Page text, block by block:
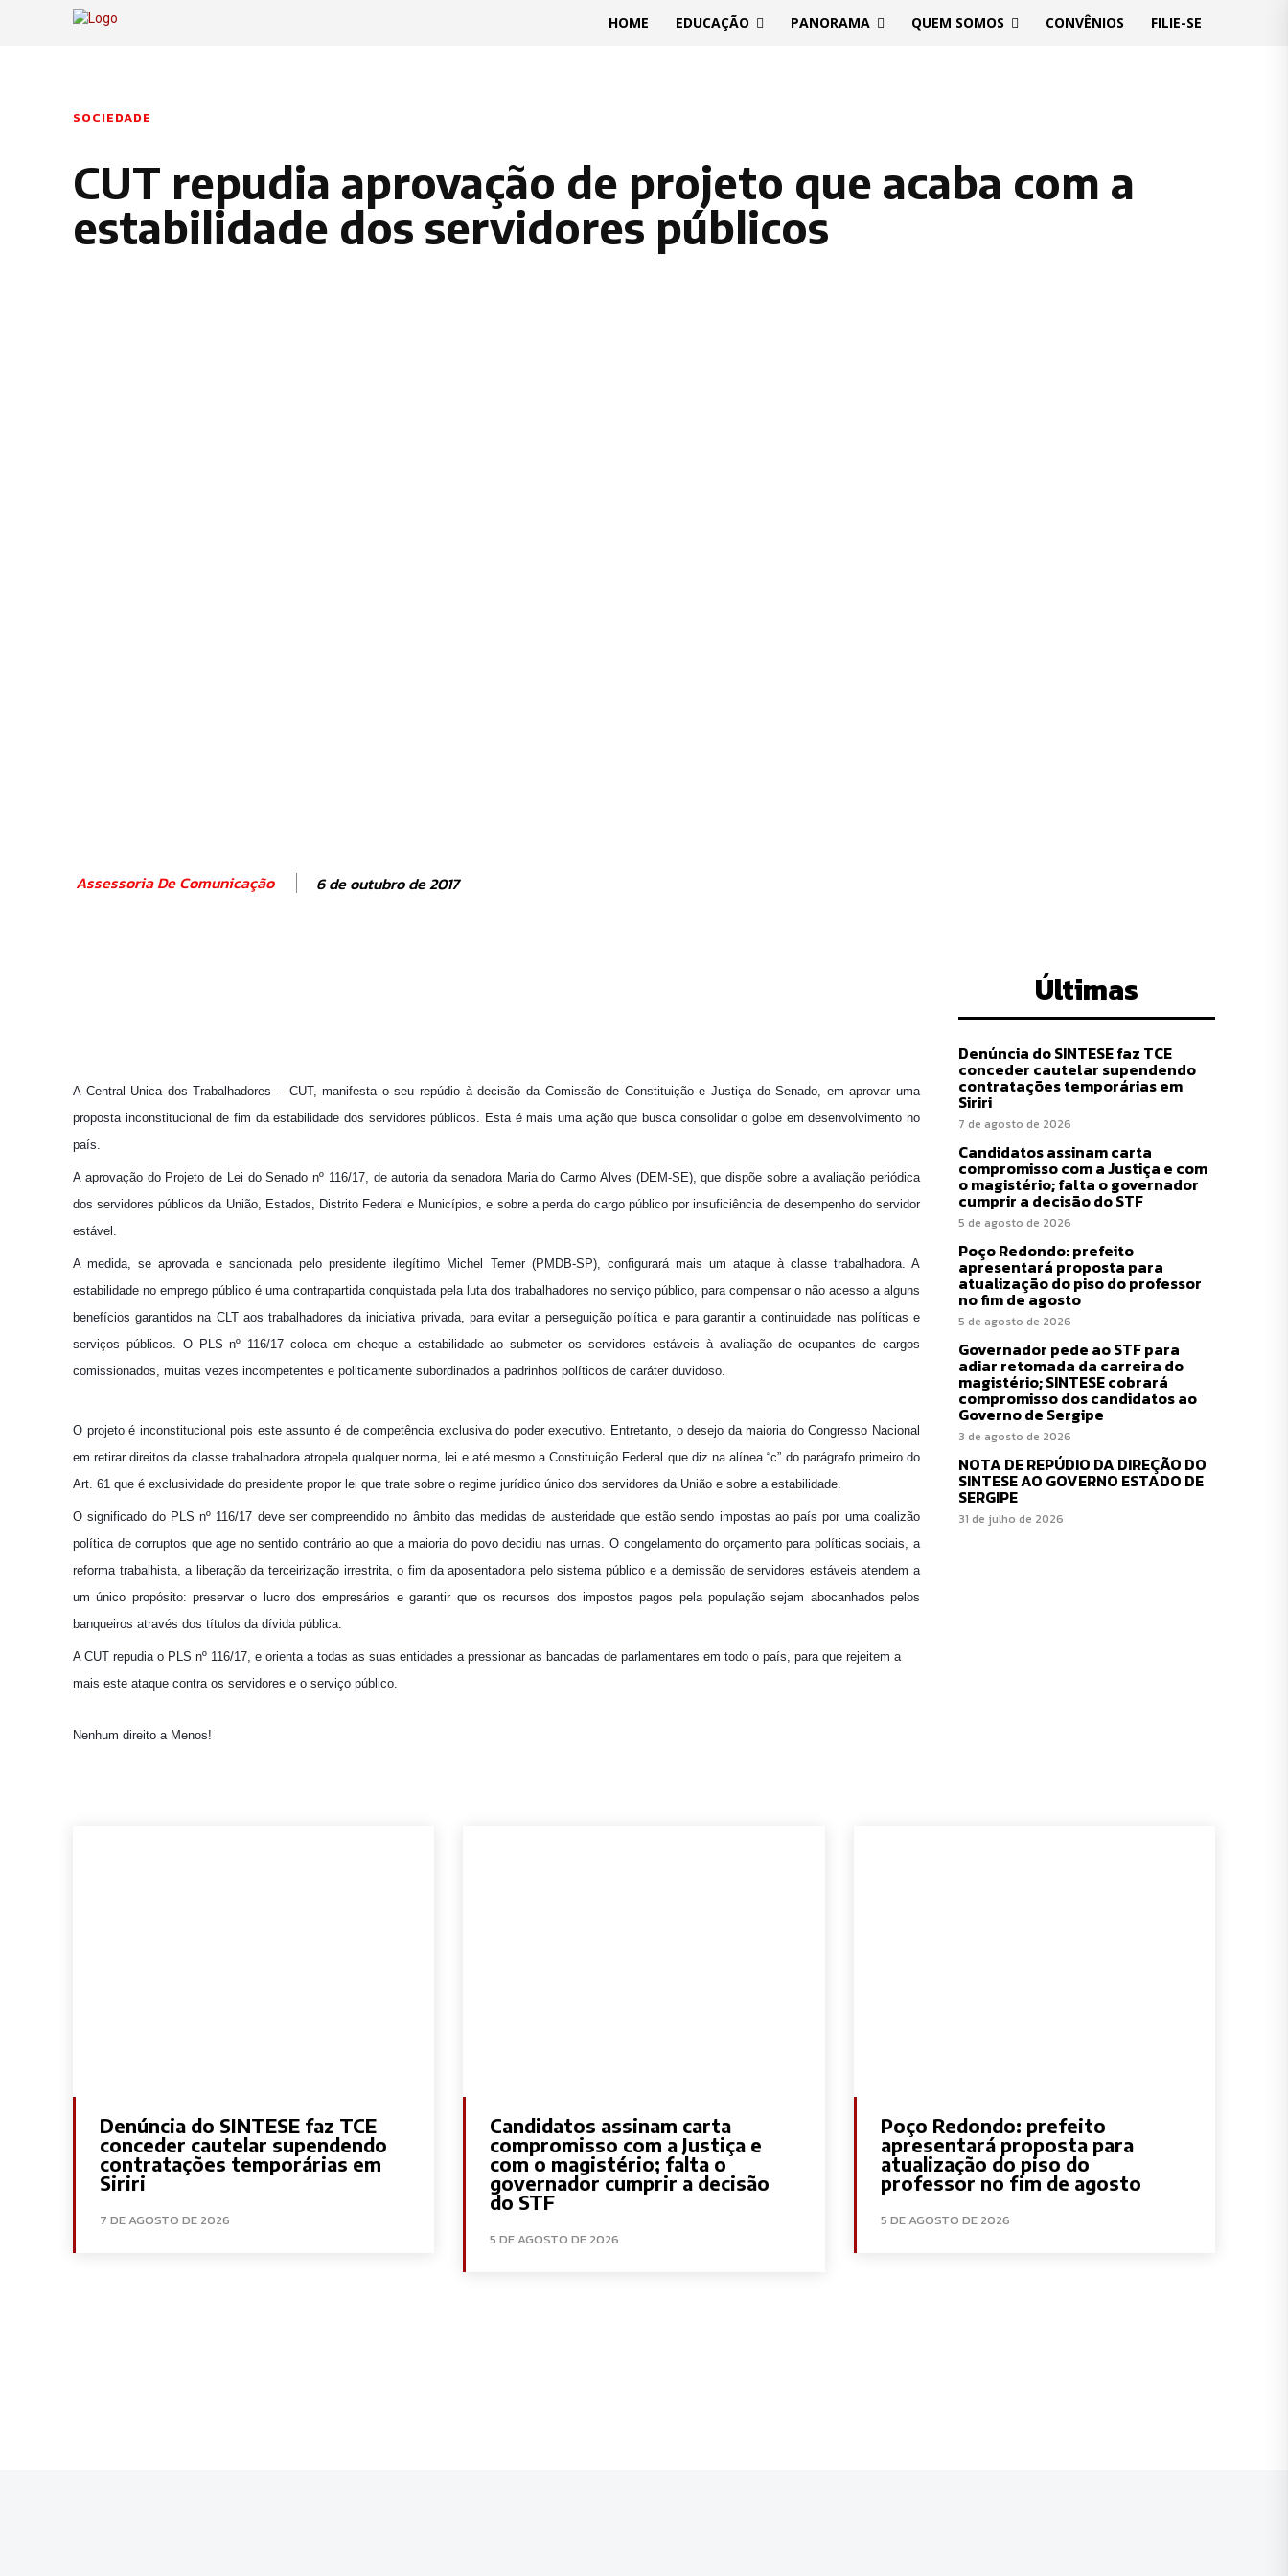
HOME EDUCAÇÃO PANORAMA QUEM SOMOS CONVÊNIOS FILIE-SE
SOCIEDADE
CUT repudia aprovação de projeto que acaba com a
estabilidade dos servidores públicos
Assessoria De Comunicação 6 de outubro de 2017
A Central Unica dos Trabalhadores – CUT, manifesta o seu repúdio à decisão da Comissão de Constituição e Justiça do Senado, em aprovar uma
proposta inconstitucional de fim da estabilidade dos servidores públicos. Esta é mais uma ação que busca consolidar o golpe em desenvolvimento no
país.
A aprovação do Projeto de Lei do Senado nº 116/17, de autoria da senadora Maria do Carmo Alves (DEM-SE), que dispõe sobre a avaliação periódica
dos servidores públicos da União, Estados, Distrito Federal e Municípios, e sobre a perda do cargo público por insuficiência de desempenho do servidor
estável.
A medida, se aprovada e sancionada pelo presidente ilegítimo Michel Temer (PMDB-SP), configurará mais um ataque à classe trabalhadora. A
estabilidade no emprego público é uma contrapartida conquistada pela luta dos trabalhadores no serviço público, para compensar o não acesso a alguns
benefícios garantidos na CLT aos trabalhadores da iniciativa privada, para evitar a perseguição política e para garantir a continuidade nas políticas e
serviços públicos. O PLS nº 116/17 coloca em cheque a estabilidade ao submeter os servidores estáveis à avaliação de ocupantes de cargos
comissionados, muitas vezes incompetentes e politicamente subordinados a padrinhos políticos de caráter duvidoso.
O projeto é inconstitucional pois este assunto é de competência exclusiva do poder executivo. Entretanto, o desejo da maioria do Congresso Nacional
em retirar direitos da classe trabalhadora atropela qualquer norma, lei e até mesmo a Constituição Federal que diz na alínea “c” do parágrafo primeiro do
Art. 61 que é exclusividade do presidente propor lei que trate sobre o regime jurídico único dos servidores da União e sobre a estabilidade.
O significado do PLS nº 116/17 deve ser compreendido no âmbito das medidas de austeridade que estão sendo impostas ao país por uma coalizão
política de corruptos que age no sentido contrário ao que a maioria do povo decidiu nas urnas. O congelamento do orçamento para políticas sociais, a
reforma trabalhista, a liberação da terceirização irrestrita, o fim da aposentadoria pelo sistema público e a demissão de servidores estáveis atendem a
um único propósito: preservar o lucro dos empresários e garantir que os recursos dos impostos pagos pela população sejam abocanhados pelos
banqueiros através dos títulos da dívida pública.
A CUT repudia o PLS nº 116/17, e orienta a todas as suas entidades a pressionar as bancadas de parlamentares em todo o país, para que rejeitem a
mais este ataque contra os servidores e o serviço público.
Nenhum direito a Menos!
Últimas
Denúncia do SINTESE faz TCE
conceder cautelar supendendo
contratações temporárias em
Siriri
7 de agosto de 2026
Candidatos assinam carta
compromisso com a Justiça e com
o magistério; falta o governador
cumprir a decisão do STF
5 de agosto de 2026
Poço Redondo: prefeito
apresentará proposta para
atualização do piso do professor
no fim de agosto
5 de agosto de 2026
Governador pede ao STF para
adiar retomada da carreira do
magistério; SINTESE cobrará
compromisso dos candidatos ao
Governo de Sergipe
3 de agosto de 2026
NOTA DE REPÚDIO DA DIREÇÃO DO
SINTESE AO GOVERNO ESTADO DE
SERGIPE
31 de julho de 2026
Denúncia do SINTESE faz TCE
conceder cautelar supendendo
contratações temporárias em
Siriri
7 DE AGOSTO DE 2026
Candidatos assinam carta
compromisso com a Justiça e
com o magistério; falta o
governador cumprir a decisão
do STF
5 DE AGOSTO DE 2026
Poço Redondo: prefeito
apresentará proposta para
atualização do piso do
professor no fim de agosto
5 DE AGOSTO DE 2026